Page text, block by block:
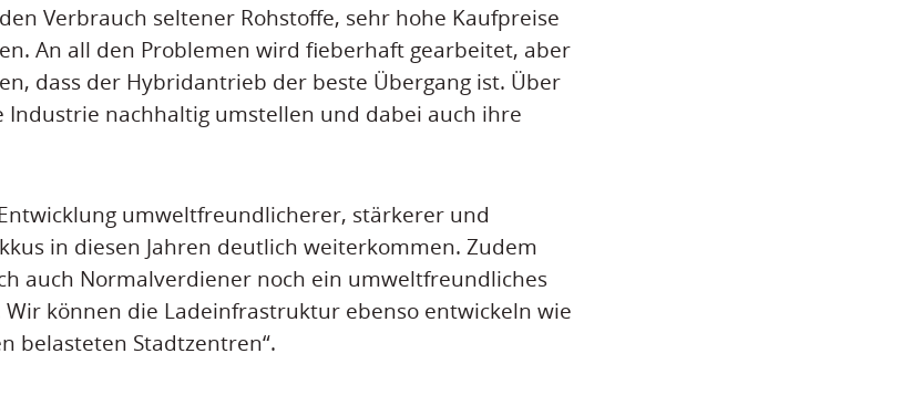
Verbrauch seltener Rohstoffe, sehr hohe Kaufpreise
An all den Problemen wird fieberhaft gearbeitet, aber
dass der Hybridantrieb der beste Übergang ist. Über
Industrie nachhaltig umstellen und dabei auch ihre
umweltfreundlicherer, stärkerer und
in diesen Jahren deutlich weiterkommen. Zudem
auch Normalverdiener noch ein umweltfreundliches
Wir können die Ladeinfrastruktur ebenso entwickeln wie
belasteten Stadtzentren“.